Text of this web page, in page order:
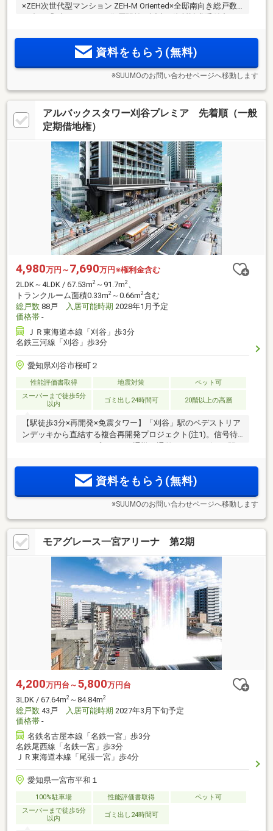
×ZEH次世代型マンション ZEH-M Oriented×全邸南向き総戸数
資料をもらう(無料)
※SUUMOのお問い合わせページへ移動します
アルバックスタワー刈谷プレミア 先着順（一般
定期借地権）
4,980万円～ 7,690万円※権利金含む
2LDK～4LDK / 67.53m2 ～91.7m2、
トランクルーム面積0.33m2 ～0.66m2含む
総戸数 88戸 入居可能時期 2028年1月予定
価格帯 -
ＪＲ東海道本線「刈谷」歩3分
名鉄三河線「刈谷」歩3分
愛知県刈谷市桜町２
性能評価書取得 地震対策
ペット可
スーパーまで徒歩5分
以内
ゴミ出し24時間可 20階以上の高層
【駅徒歩3分×再開発×免震タワー】「刈谷」駅のペデストリア
ンデッキから直結する複合再開発プロジェクト(注1)。信号待
ス＜モデルルーム公開中＞
資料をもらう(無料)
※SUUMOのお問い合わせページへ移動します
モアグレース一宮アリーナ 第2期
4,200万円台～ 5,800万円台
3LDK / 67.64m2 ～84.84m2
総戸数 43戸 入居可能時期 2027年3月下旬予定
価格帯 -
名鉄名古屋本線「名鉄一宮」歩3分
名鉄尾西線「名鉄一宮」歩3分
ＪＲ東海道本線「尾張一宮」歩4分
愛知県一宮市平和１
100%駐車場 性能評価書取得
ペット可
スーパーまで徒歩5分
以内
ゴミ出し24時間可